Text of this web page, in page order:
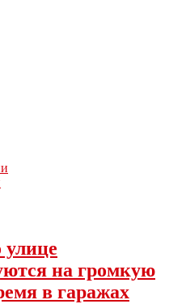
на громкую
в гаражах